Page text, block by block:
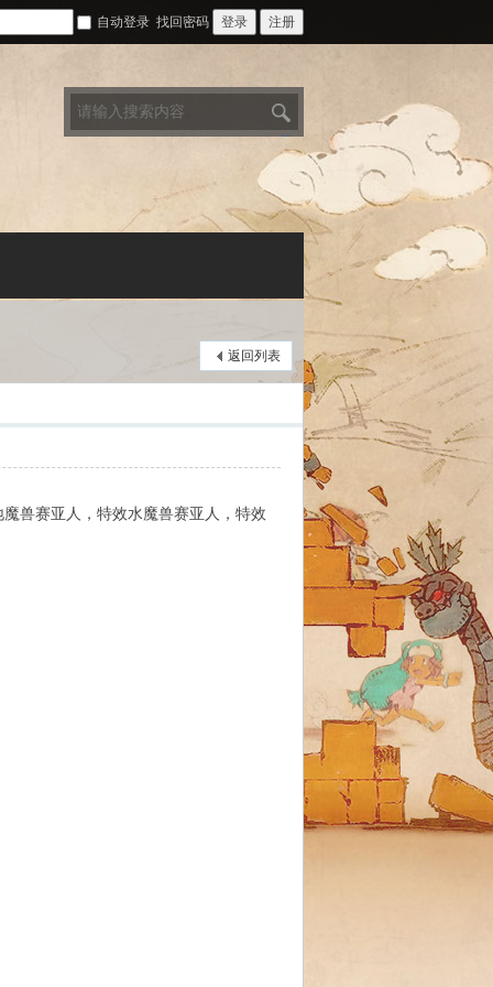
自动登录 找回密码 登录 注册
返回列表
兽赛亚人，特效水魔兽赛亚人，特效